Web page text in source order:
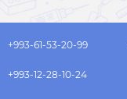
+993-61-53-20-99
+993-12-28-10-24